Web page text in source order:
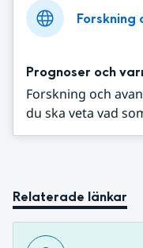
Forskning
Prognoser och
Forskning och
du ska veta vad
Relaterade länkar